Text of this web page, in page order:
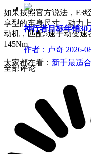
如果按照官方说法，F3
享型的车身尺寸。动力
动机，匹配5速手动变速
145Nm。
大家都在看： 新手最适
神行者目标年销30
作者：卢奇 2026-
全部评论